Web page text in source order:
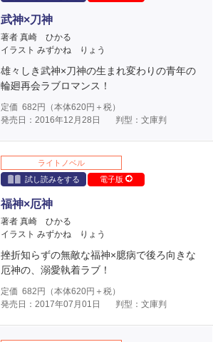
武神×刀神
著者 真崎 ひかる
イラスト みずかね りょう
雄々しき武神×刀神の生まれ変わりの青年の
輪廻再会ラブロマンス！
定価 682 円（本体620円＋税）
発売日：2016年12月28日
判型：文庫判
ライトノベル
試し読みをする
電子版
福神×厄神
著者 真崎 ひかる
イラスト みずかね りょう
挫折知らずの無敵な福神×臆病で後ろ向きな
厄神の、溺愛執着ラブ！
定価 682 円（本体620円＋税）
発売日：2017年07月01日
判型：文庫判